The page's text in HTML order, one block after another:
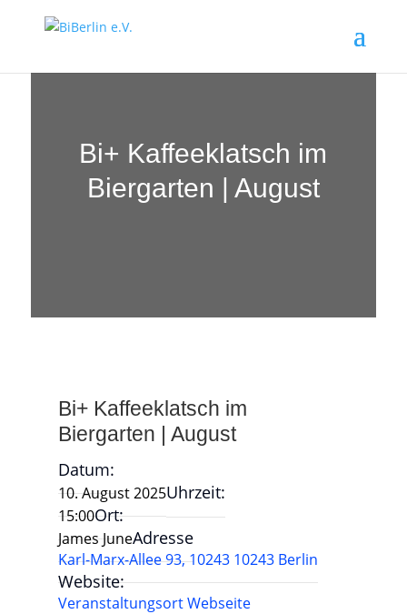
Bi+ Kaffeeklatsch im
Biergarten | August
Bi+ Kaffeeklatsch im
Biergarten | August
Datum:
10. August 2025Uhrzeit:
15:00Ort:
James JuneAdresse
Karl-Marx-Allee 93, 10243 10243 Berlin
Website:
Veranstaltungsort Webseite